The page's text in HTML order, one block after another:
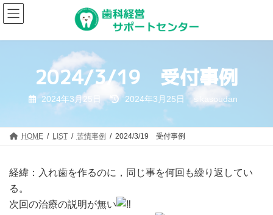
コ
ン
ン
ナ
ビ
ー
2024/3/19 受付事例
2024年3月25日
最
日
時
2024年3月25日 sikasoudan
HOME LIST 苦情事例 2024/3/19 受付事例
経緯：入れ歯を作るのに，同じ事を何回も繰り返してい
る。
次回の治療の説明が無い